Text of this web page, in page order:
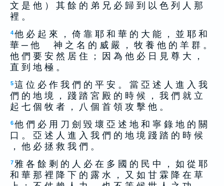
文 是 他 ） 其 餘 的 弟 兄 必 歸 到 以 色 列 人 那
裡 。
4他 必 起 來 ， 倚 靠 耶 和 華 的 大 能 ， 並 耶 和
華 ─ 他 神 之 名 的 威 嚴 ， 牧 養 他 的 羊 群 。
他 們 要 安 然 居 住 ； 因 為 他 必 日 見 尊 大 ，
直 到 地 極 。
5這 位 必 作 我 們 的 平 安 。 當 亞 述 人 進 入 我
們 的 地 境 ， 踐 踏 宮 殿 的 時 候 ， 我 們 就 立
起 七 個 牧 者 ， 八 個 首 領 攻 擊 他 。
6他 們 必 用 刀 劍 毀 壞 亞 述 地 和 寧 錄 地 的 關
口 。 亞 述 人 進 入 我 們 的 地 境 踐 踏 的 時 候
， 他 必 拯 救 我 們 。
7雅 各 餘 剩 的 人 必 在 多 國 的 民 中 ， 如 從 耶
和 華 那 裡 降 下 的 露 水 ， 又 如 甘 霖 降 在 草